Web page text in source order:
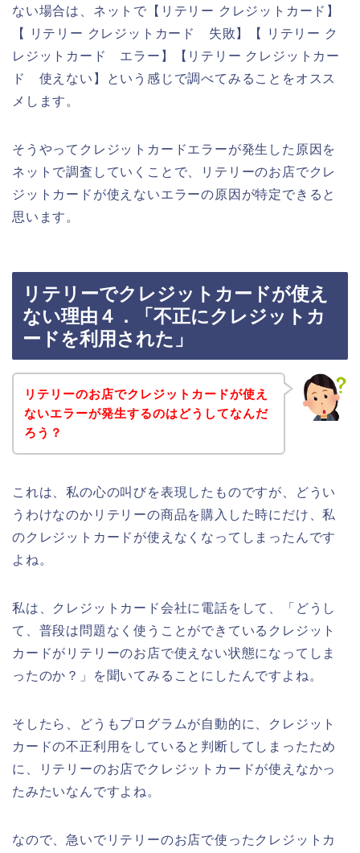
ない場合は、ネットで【リテリー クレジットカード】
【 リテリー クレジットカード 失敗】【 リテリー ク
レジットカード エラー】【リテリー クレジットカー
ド 使えない】という感じで調べてみることをオスス
メします。
そうやってクレジットカードエラーが発生した原因を
ネットで調査していくことで、リテリーのお店でクレ
ジットカードが使えないエラーの原因が特定できると
思います。
リテリーでクレジットカードが使え
ない理由４．「不正にクレジットカ
ードを利用された」
リテリーのお店でクレジットカードが使え
ないエラーが発生するのはどうしてなんだ
ろう？
これは、私の心の叫びを表現したものですが、どうい
うわけなのかリテリーの商品を購入した時にだけ、私
のクレジットカードが使えなくなってしまったんです
よね。
私は、クレジットカード会社に電話をして、「どうし
て、普段は問題なく使うことができているクレジット
カードがリテリーのお店で使えない状態になってしま
ったのか？」を聞いてみることにしたんですよね。
そしたら、どうもプログラムが自動的に、クレジット
カードの不正利用をしていると判断してしまったため
に、リテリーのお店でクレジットカードが使えなかっ
たみたいなんですよね。
なので、急いでリテリーのお店で使ったクレジットカ